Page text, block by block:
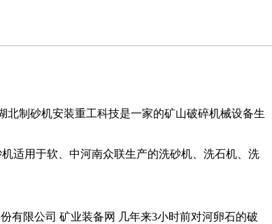
北制砂机安装重工科技是一家的矿山破碎机械设备生
适用于软、中河南众联生产的洗砂机、洗石机、洗
有限公司 矿业装备网 几年来3小时前对河卵石的破